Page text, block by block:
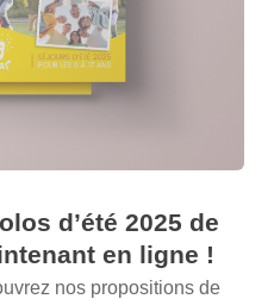
d’été 2025 de
en ligne !
nos propositions de